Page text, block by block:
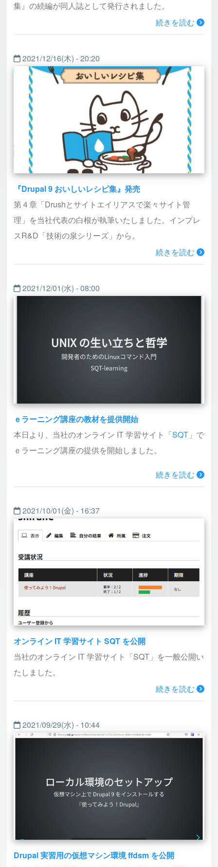
集』の続編が同人誌として発行されました。
続きを読む
2021/12/16(木) - 20:20
『Drupal 9 おいしいレシピ集』発売
第４章「Drushとサイトエイリアスで楽々サイト管
理」を当社代表の白根が執筆いたしました。インプレ
スR&D「技術の泉シリーズ」から。
続きを読む
2021/12/01(水) - 08:00
ｅラーニング講座の教材を提供開始
本日より、当社のオンライン IT 学習サイト「SQT 」で
ｅラーニング講座の提供を開始しました。
続きを読む
2021/10/01(金) - 16:37
オンライン IT 学習サイト SQT を公開
当社のオンライン IT 学習サイト「SQT」を一般公開い
たしました。
続きを読む
2021/09/29(水) - 10:44
Drupal 実習用の仮想マシン環境 ffdsm を公開